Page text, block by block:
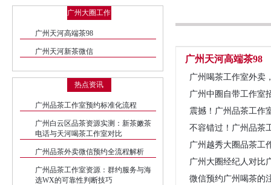
广州大圈工作
广州天河高端茶98
广州天河新茶微信
热点资讯
广州品茶工作室预约标准化流程
广州白云区品茶资源实测：新茶嫩茶
电话与天河喝茶工作室对比
广州品茶外卖微信预约全流程解析
广州品茶工作室资源：群约服务与海
选WX的可靠性判断技巧
广州天河高端茶98
广州喝茶工作室外卖
广州中圈自带工作室
震撼！广州品茶工作
不容错过！广州品茶
广州越秀大圈品茶工
广州大圈经纪人对比
微信预约广州喝茶的